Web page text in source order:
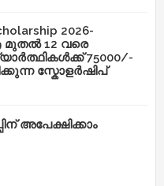
2026-
മുതൽ 12 വരെ
75000/-
സ്കോളർഷിപ്
അപേക്ഷിക്കാം